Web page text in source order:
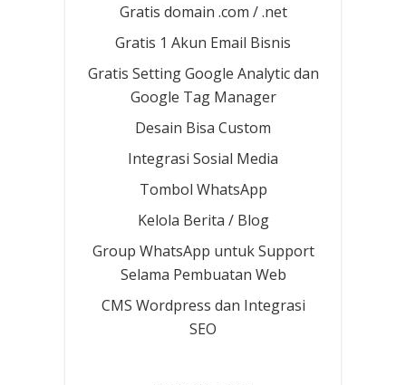
Gratis domain .com / .net
Gratis 1 Akun Email Bisnis
Gratis Setting Google Analytic dan
Google Tag Manager
Desain Bisa Custom
Integrasi Sosial Media
Tombol WhatsApp
Kelola Berita / Blog
Group WhatsApp untuk Support
Selama Pembuatan Web
CMS Wordpress dan Integrasi
SEO